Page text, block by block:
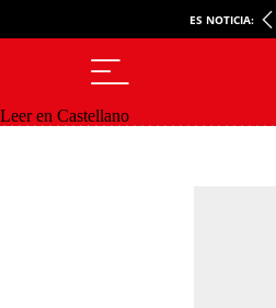
ES NOTICIA:
Leer en Castellano